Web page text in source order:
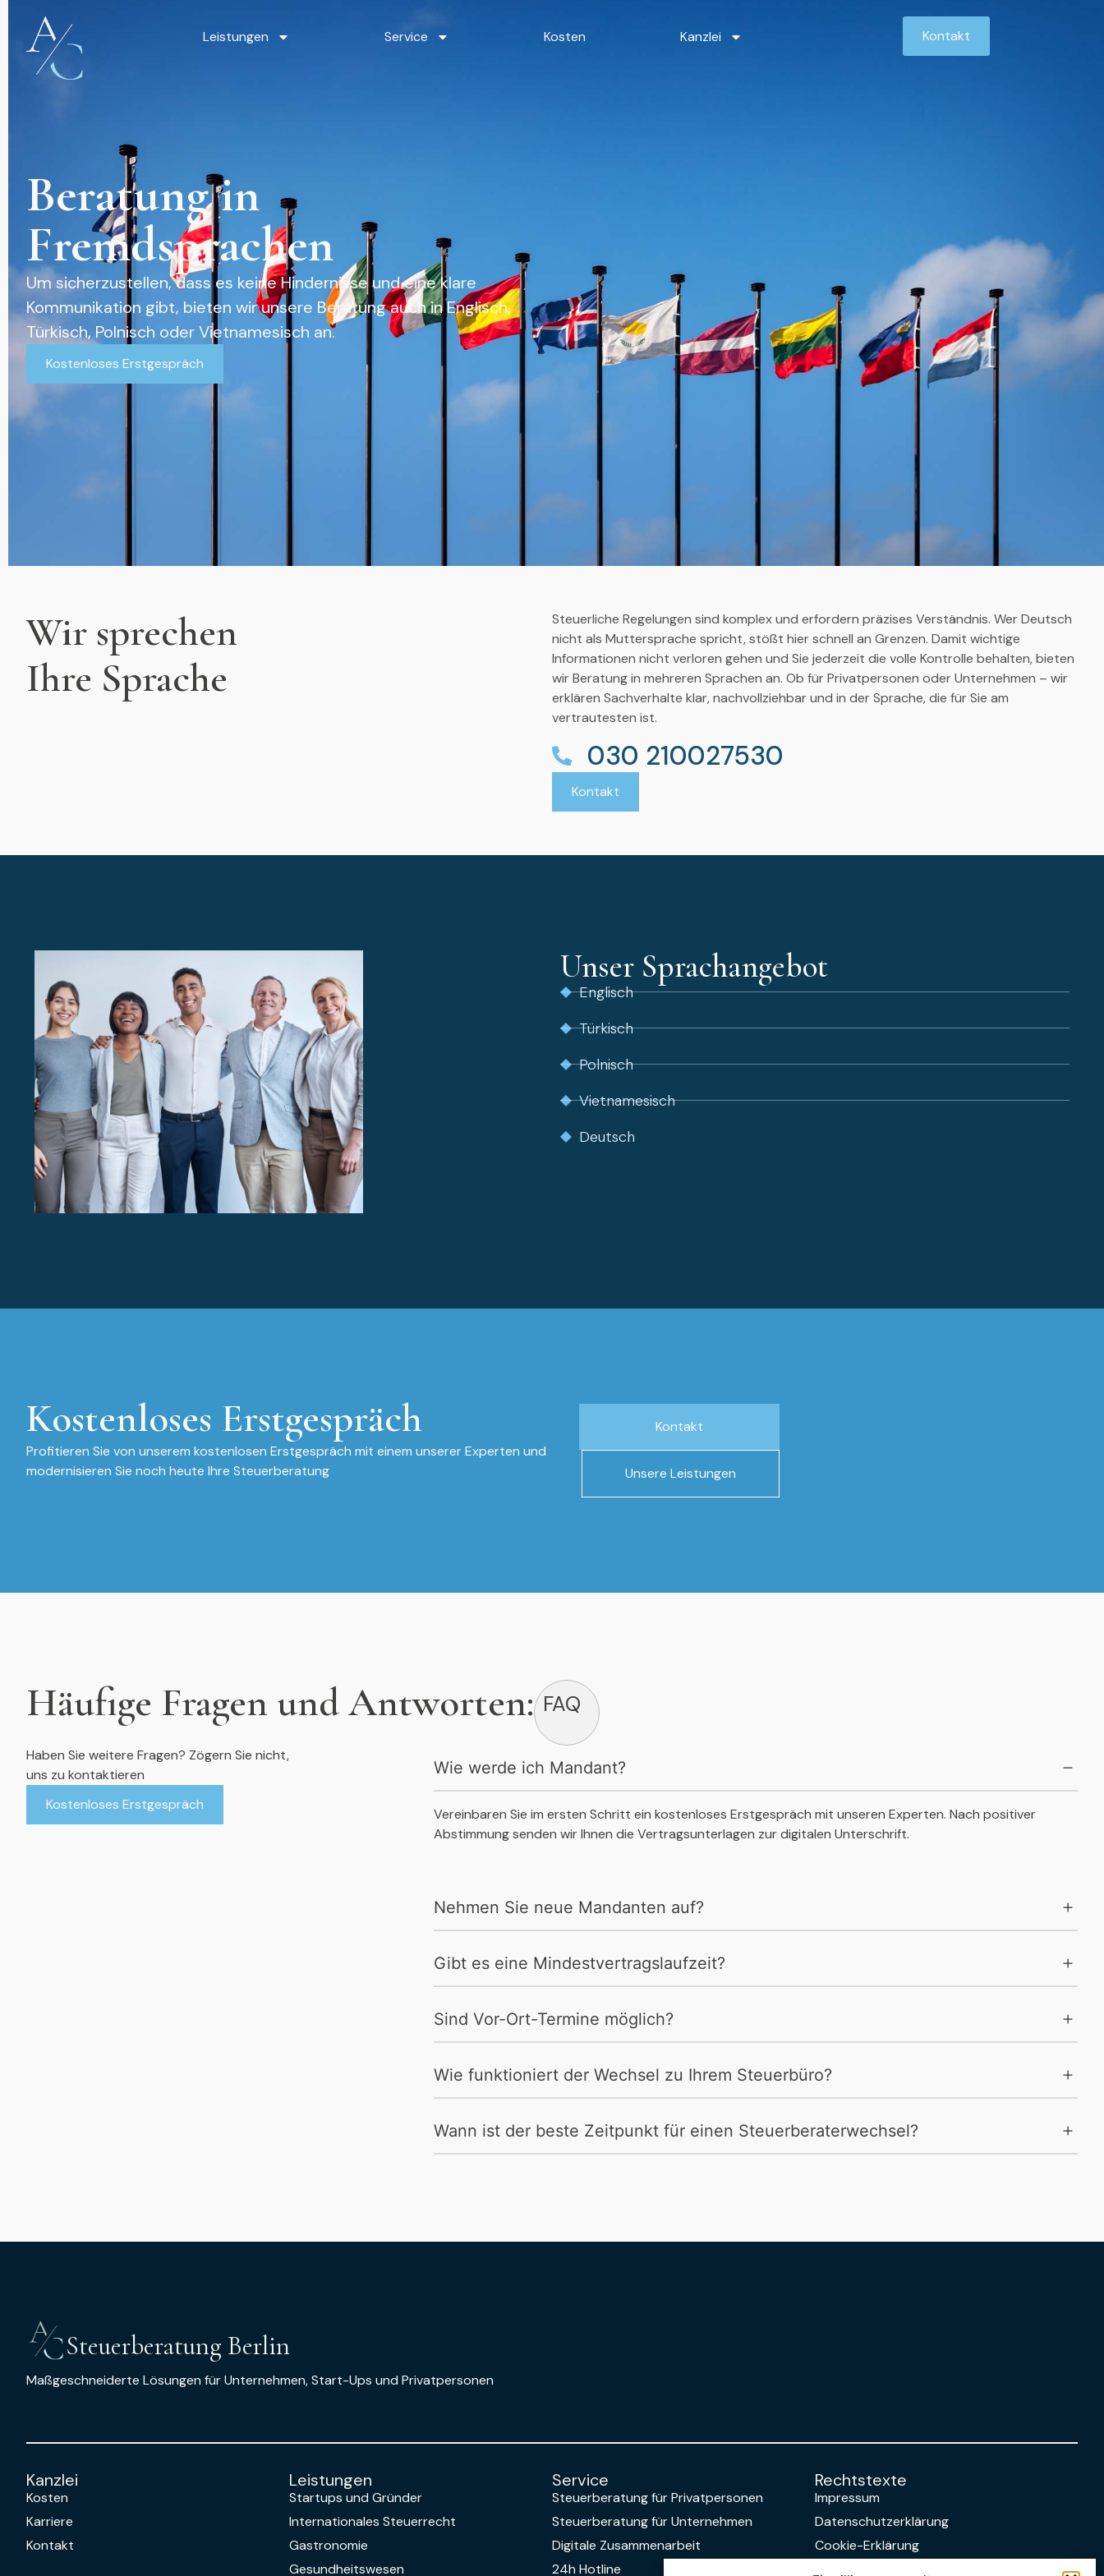
Leistungen Service Kosten Kanzlei Kontakt
Beratung in
Fremdsprachen
Um sicherzustellen, dass es keine Hindernisse und eine klare
Kommunikation gibt, bieten wir unsere Beratung auch in Englisch,
Türkisch, Polnisch oder Vietnamesisch an.
Kostenloses Erstgespräch
Wir sprechen
Ihre Sprache
Steuerliche Regelungen sind komplex und erfordern präzises Verständnis. Wer Deutsch
nicht als Muttersprache spricht, stößt hier schnell an Grenzen. Damit wichtige
Informationen nicht verloren gehen und Sie jederzeit die volle Kontrolle behalten, bieten
wir Beratung in mehreren Sprachen an. Ob für Privatpersonen oder Unternehmen – wir
erklären Sachverhalte klar, nachvollziehbar und in der Sprache, die für Sie am
vertrautesten ist.
030 210027530
Kontakt
Unser Sprachangebot
Englisch
Türkisch
Polnisch
Vietnamesisch
Deutsch
Kostenloses Erstgespräch
Profitieren Sie von unserem kostenlosen Erstgespräch mit einem unserer Experten und
modernisieren Sie noch heute Ihre Steuerberatung
Kontakt
Unsere Leistungen
Häufige Fragen und Antworten: FAQ
Haben Sie weitere Fragen? Zögern Sie nicht,
uns zu kontaktieren
Kostenloses Erstgespräch
Wie werde ich Mandant?
Vereinbaren Sie im ersten Schritt ein kostenloses Erstgespräch mit unseren Experten. Nach positiver
Abstimmung senden wir Ihnen die Vertragsunterlagen zur digitalen Unterschrift.
Nehmen Sie neue Mandanten auf?
Gibt es eine Mindestvertragslaufzeit?
Sind Vor-Ort-Termine möglich?
Wie funktioniert der Wechsel zu Ihrem Steuerbüro?
Wann ist der beste Zeitpunkt für einen Steuerberaterwechsel?
Steuerberatung Berlin
Maßgeschneiderte Lösungen für Unternehmen, Start-Ups und Privatpersonen
Kanzlei
Kosten
Karriere
Kontakt
Leistungen
Startups und Gründer
Internationales Steuerrecht
Gastronomie
Gesundheitswesen
Service
Steuerberatung für Privatpersonen
Steuerberatung für Unternehmen
Digitale Zusammenarbeit
24h Hotline
Rechtstexte
Impressum
Datenschutzerklärung
Cookie-Erklärung